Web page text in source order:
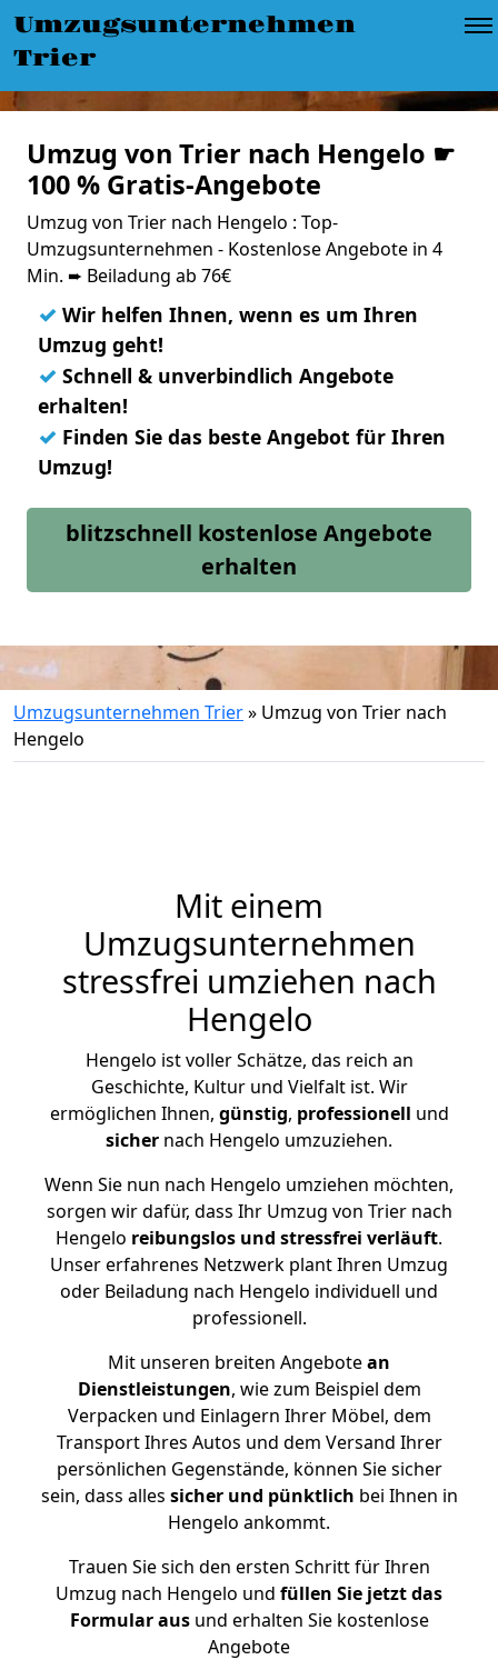
Umzugsunternehmen
Trier
Umzug von Trier nach Hengelo ☛
100 % Gratis-Angebote
Umzug von Trier nach Hengelo : Top-
Umzugsunternehmen - Kostenlose Angebote in 4
Min. ➨ Beiladung ab 76€
✓ Wir helfen Ihnen, wenn es um Ihren
Umzug geht!
✓ Schnell & unverbindlich Angebote
erhalten!
✓ Finden Sie das beste Angebot für Ihren
Umzug!
blitzschnell kostenlose Angebote
erhalten
Umzugsunternehmen Trier» Umzug von Trier nach
Hengelo
Mit einem
Umzugsunternehmen
stressfrei umziehen nach
Hengelo
Hengelo ist voller Schätze, das reich an
Geschichte, Kultur und Vielfalt ist. Wir
ermöglichen Ihnen, günstig, professionell und
sicher nach Hengelo umzuziehen.
Wenn Sie nun nach Hengelo umziehen möchten,
sorgen wir dafür, dass Ihr Umzug von Trier nach
Hengelo reibungslos und stressfrei verläuft.
Unser erfahrenes Netzwerk plant Ihren Umzug
oder Beiladung nach Hengelo individuell und
professionell.
Mit unseren breiten Angebotean
Dienstleistungen, wie zum Beispiel dem
Verpacken und Einlagern Ihrer Möbel, dem
Transport Ihres Autos und dem Versand Ihrer
persönlichen Gegenstände, können Sie sicher
sein, dass alles sicher und pünktlich bei Ihnen in
Hengelo ankommt.
Trauen Sie sich den ersten Schritt für Ihren
Umzug nach Hengelo und füllen Sie jetzt das
Formular ausund erhalten Sie kostenlose
Angebote